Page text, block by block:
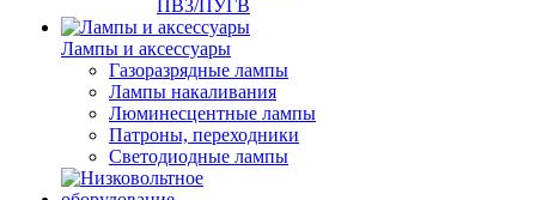
ПВ3/ПУГВ
Лампы и аксессуары
Газоразрядные лампы
Лампы накаливания
Люминесцентные лампы
Патроны, переходники
Светодиодные лампы